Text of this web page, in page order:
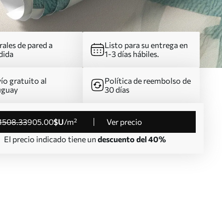
de pared a
Listo para su entrega en
1-3 días hábiles.
gratuito al
Política de reembolso de
30 días
.33905.00$U/m²
Ver precio
El precio indicado tiene un descuento del 40%